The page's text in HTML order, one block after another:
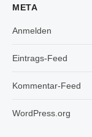
META
Anmelden
Eintrags-Feed
Kommentar-Feed
WordPress.org